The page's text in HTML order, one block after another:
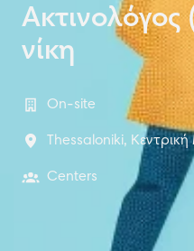
νίκη
On-site
Thessaloniki,
Centers